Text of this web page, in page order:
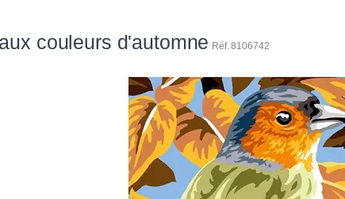
couleurs d'automne Réf. 8106742